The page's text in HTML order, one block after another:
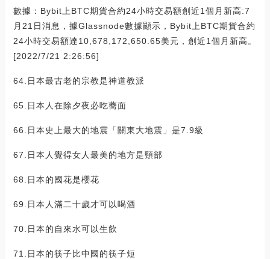
數據：Bybit上BTC期貨合約24小時交易額創近1個月新高:7
月21日消息，據Glassnode數據顯示，Bybit上BTC期貨合約
24小時交易額達10,678,172,650.65美元，創近1個月新高。
[2022/7/21 2:26:56]
64.日本最古老的宗教是神道教派
65.日本人在除夕夜必吃蕎面
66.日本史上最大的地震「關東大地震」是7.9級
67.日本人覺得女人最美的地方是頸部
68.日本的國花是櫻花
69.日本人滿二十歲才可以喝酒
70.日本的自來水可以生飲
71.日本的筷子比中國的筷子短